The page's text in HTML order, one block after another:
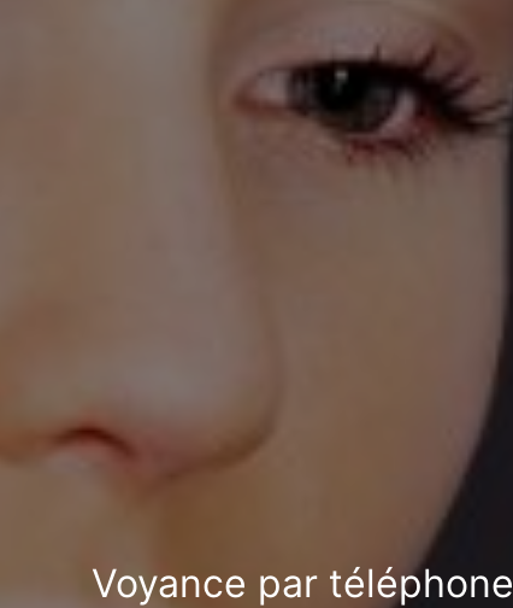
Voyance par téléphone